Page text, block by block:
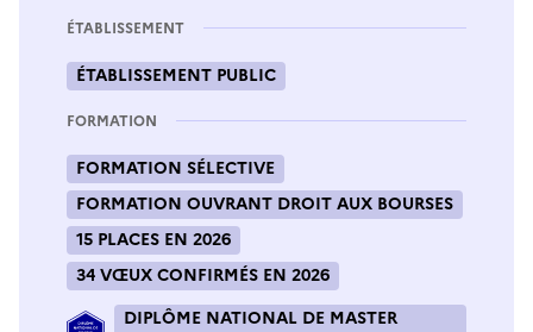
ÉTABLISSEMENT
ÉTABLISSEMENT PUBLIC
FORMATION
FORMATION SÉLECTIVE
FORMATION OUVRANT DROIT AUX BOURSES
15 PLACES EN 2026
34 VŒUX CONFIRMÉS EN 2026
DIPLÔME NATIONAL DE MASTER